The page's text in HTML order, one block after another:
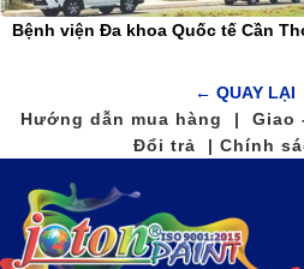
Bệnh viện Đa khoa Quốc tế Cần
← QUAY LẠI
Hướng dẫn mua hàng |
Đổi trả | Chính